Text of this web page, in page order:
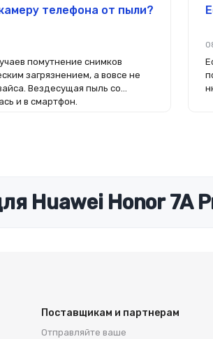
телефона от пыли?
помутнение снимков
загрязнением, а вовсе не
Вездесущая пыль со
и в смартфон.
Huawei Honor 7A
Поставщикам и партнерам
Отправляйте ваше